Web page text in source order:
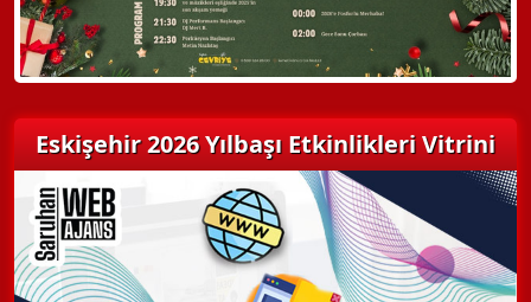
Eskişehir 2026 Yılbaşı Etkinlikleri Vitrini